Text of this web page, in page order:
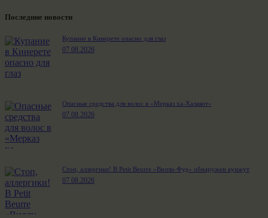
Последние новости
Купание в Кинерете опасно для глаз
07.08.2026
Опасные средства для волос в «Мерказ ха-Халакот»
07.08.2026
Стоп, аллергики! В Petit Beurre «Вилли-Фуд» обнаружен кунжут
07.08.2026